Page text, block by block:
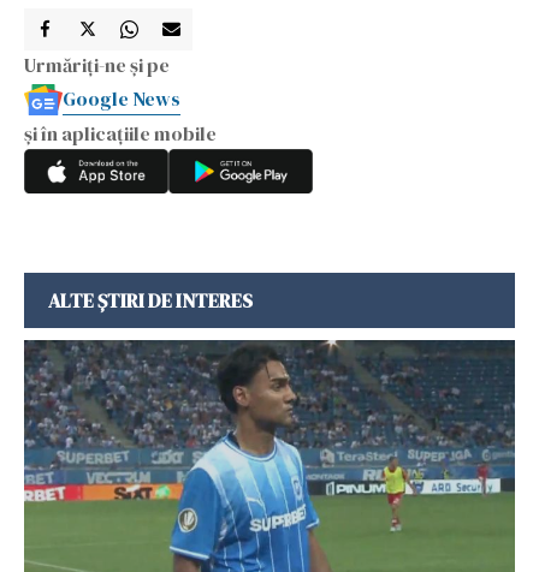
Urmăriți-ne și pe
Google News
și în aplicațiile mobile
ALTE ȘTIRI DE INTERES